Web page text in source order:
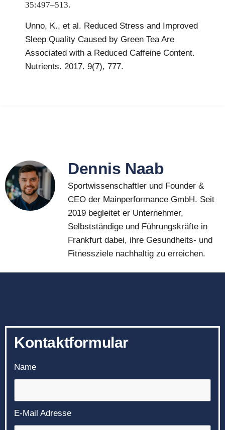
35:497–513.
Unno, K., et al. Reduced Stress and Improved
Sleep Quality Caused by Green Tea Are
Associated with a Reduced Caffeine Content.
Nutrients. 2017. 9(7), 777.
Dennis Naab
Sportwissenschaftler und Founder &
CEO der Mainperformance GmbH. Seit
2019 begleitet er Unternehmer,
Selbstständige und Führungskräfte in
Frankfurt dabei, ihre Gesundheits- und
Fitnessziele nachhaltig zu erreichen.
Kontaktformular
Name
E-Mail Adresse